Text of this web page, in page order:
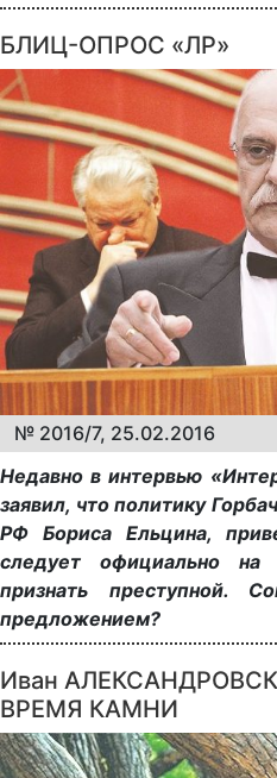
БЛИЦ-ОПРОС «ЛР»
№ 2016/7, 25.02.2016
Недавно в интервью
заявил, что политику
РФ Бориса Ельцина,
следует официально на
признать преступной.
предложением?
Иван
ВРЕМЯ КАМНИ